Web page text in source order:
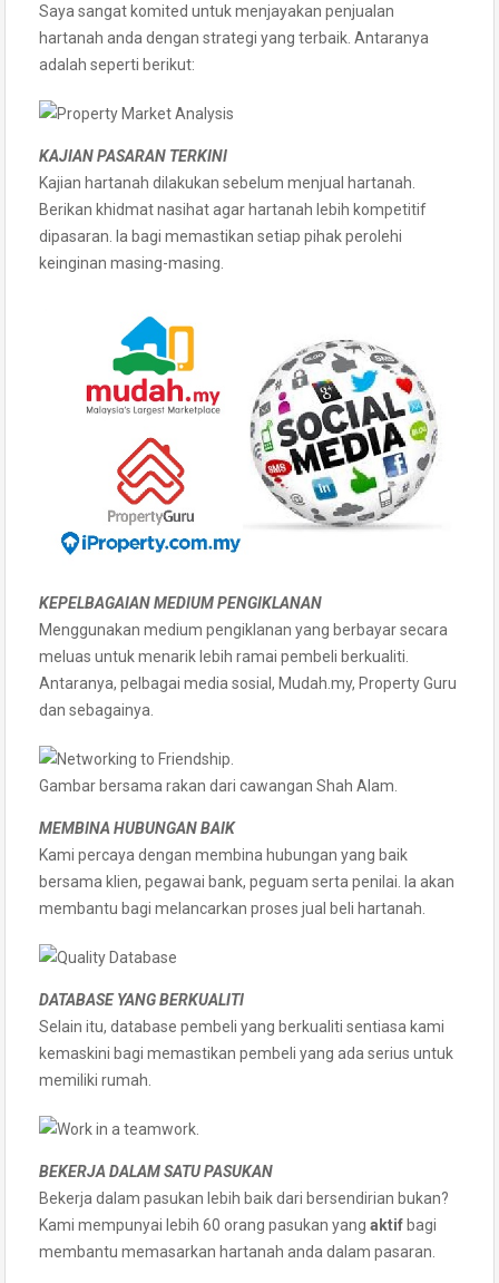
Saya sangat komited untuk menjayakan penjualan
hartanah anda dengan strategi yang terbaik. Antaranya
adalah seperti berikut:
KAJIAN PASARAN TERKINI
Kajian hartanah dilakukan sebelum menjual hartanah.
Berikan khidmat nasihat agar hartanah lebih kompetitif
dipasaran. Ia bagi memastikan setiap pihak perolehi
keinginan masing-masing.
KEPELBAGAIAN MEDIUM PENGIKLANAN
Menggunakan medium pengiklanan yang berbayar secara
meluas untuk menarik lebih ramai pembeli berkualiti.
Antaranya, pelbagai media sosial, Mudah.my, Property Guru
dan sebagainya.
Gambar bersama rakan dari cawangan Shah Alam.
MEMBINA HUBUNGAN BAIK
Kami percaya dengan membina hubungan yang baik
bersama klien, pegawai bank, peguam serta penilai. Ia akan
membantu bagi melancarkan proses jual beli hartanah.
DATABASE YANG BERKUALITI
Selain itu, database pembeli yang berkualiti sentiasa kami
kemaskini bagi memastikan pembeli yang ada serius untuk
memiliki rumah.
BEKERJA DALAM SATU PASUKAN
Bekerja dalam pasukan lebih baik dari bersendirian bukan?
Kami mempunyai lebih 60 orang pasukan yang aktif bagi
membantu memasarkan hartanah anda dalam pasaran.